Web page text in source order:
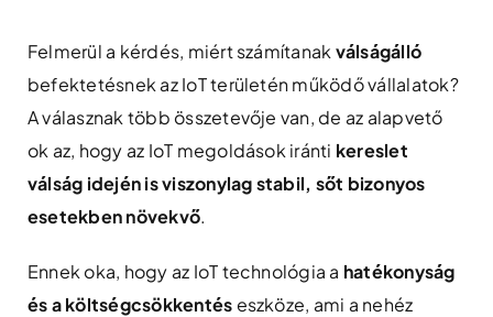
Felmerül a kérdés, miért számítanak válságálló
befektetésnek az IoT területén működő vállalatok?
A válasznak több összetevője van, de az alapvető
ok az, hogy az IoT megoldások iránti kereslet
válság idején is viszonylag stabil, sőt bizonyos
esetekben növekvő.
Ennek oka, hogy az IoT technológia a hatékonyság
és a költségcsökkentés eszköze, ami a nehéz